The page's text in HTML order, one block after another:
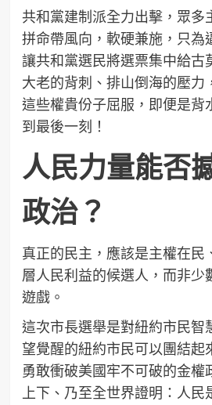
共和黨建制派全力出擊，眾多
拼命帶風向，軟硬兼施，只為
讓共和黨選民將選票集中給古
大老的背刺、排山倒海的壓力
這些權貴份子屈服，即便是背
到最後一刻！
人民力量能否
政治？
真正的民主，應該是主權在民
層人民利益的候選人，而非少
遊戲。
這次市長選舉是對紐約市民智
望覺醒的紐約市民可以團結起
勇敢衝破美國牢不可破的金權
上下、乃至全世界證明：人